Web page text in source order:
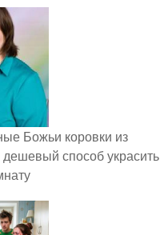
Божьи коровки из
способ украсить